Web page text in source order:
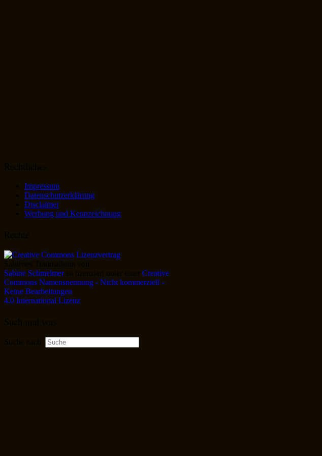
Impressum
Datenschutzerklärung
Disclaimer
Werbung und Kennzeichnung
Sabine Schmelmerist lizenziert unter einer Creative
Commons Namensnennung - Nicht kommerziell -
Keine Bearbeitungen
4.0 International Lizenz